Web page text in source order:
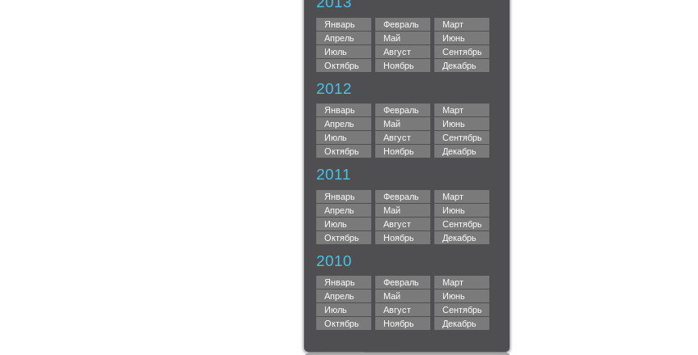
Январь Февраль
Март
Апрель
Май
Июнь
Июль
Август
Сентябрь
Октябрь
Ноябрь Декабрь
2012
Январь Февраль
Март
Апрель
Май
Июнь
Июль
Август
Сентябрь
Октябрь
Ноябрь Декабрь
2011
Январь Февраль
Март
Апрель
Май
Июнь
Июль
Август
Сентябрь
Октябрь
Ноябрь Декабрь
2010
Январь Февраль
Март
Апрель
Май
Июнь
Июль
Август
Сентябрь
Октябрь
Ноябрь Декабрь